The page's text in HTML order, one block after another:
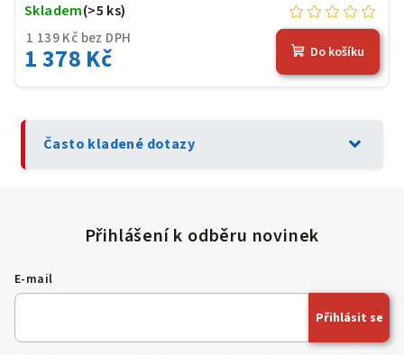
1 139 Kč bez DPH
1 378 Kč
Skladem(>5 ks)
Do košíku
Často kladené dotazy expand_more
E-mail
Přihlásit se